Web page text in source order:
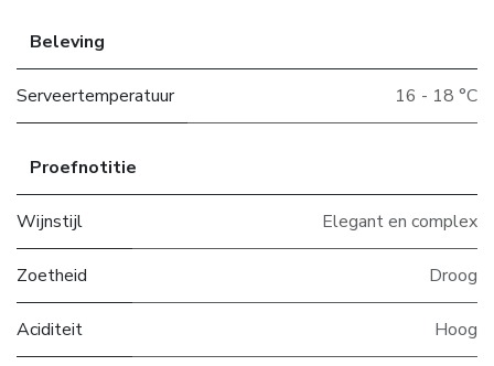
Beleving
Serveertemperatuur 16 - 18 °C
Proefnotitie
Wijnstijl Elegant en complex
Zoetheid Droog
Aciditeit Hoog